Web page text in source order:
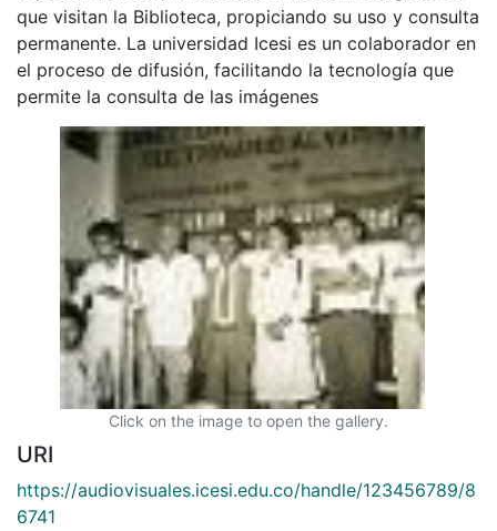
que visitan la Biblioteca, propiciando su uso y consulta
permanente. La universidad Icesi es un colaborador en
el proceso de difusión, facilitando la tecnología que
permite la consulta de las imágenes
Click on the image to open the gallery.
URI
https://audiovisuales.icesi.edu.co/handle/123456789/8
6741